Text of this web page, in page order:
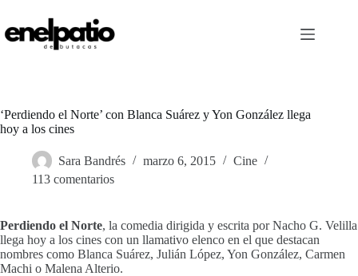
contenido
‘Perdiendo el Norte’ con Blanca Suárez y Yon González llega
hoy a los cines
Sara Bandrés marzo 6, 2015
Cine
113 comentarios
Perdiendo el Norte, la comedia dirigida y escrita por Nacho G. Velilla
llega hoy a los cines con un llamativo elenco en el que destacan
nombres como Blanca Suárez, Julián López, Yon González, Carmen
Machi o Malena Alterio.